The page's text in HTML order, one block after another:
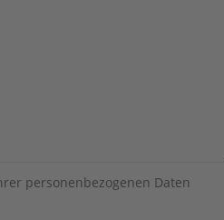
personenbezogenen Daten